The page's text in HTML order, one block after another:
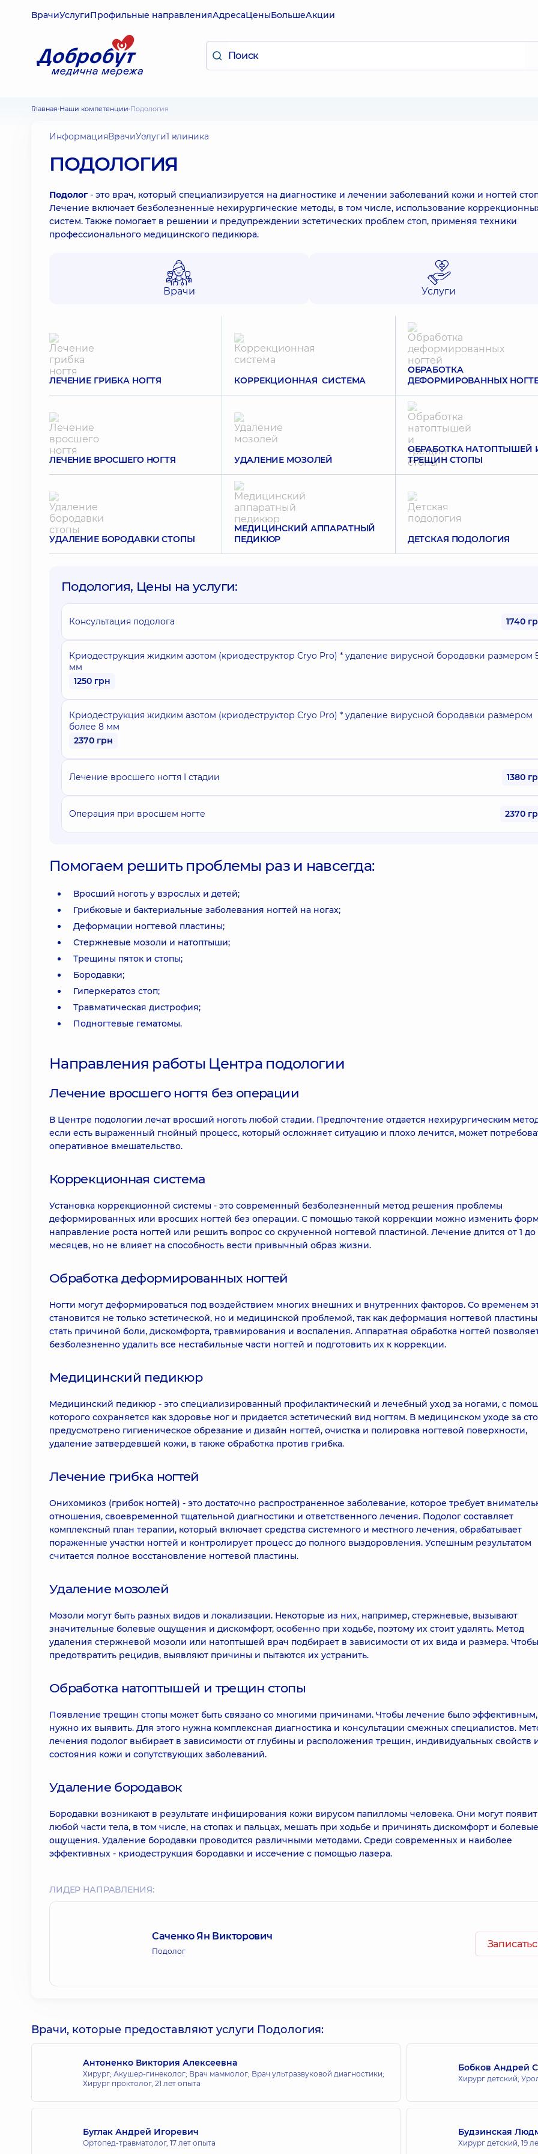
ВрачиУслугиПрофильные направленияАдресаЦеныБольшеАкции
Главная Наши компетенции Подология
ИнформацияВрачиУслуги1 клиника
ПОДОЛОГИЯ
Подолог - это врач, который специализируется на диагностике и лечении заболеваний кожи и ногтей
Лечение включает безболезненные нехирургические методы, в том числе, использование
систем. Также помогает в решении и предупреждении эстетических проблем стоп, применяя техники
профессионального медицинского педикюра.
Врачи Услуги
ЛЕЧЕНИЕ ГРИБКА НОГТЯ КОРРЕКЦИОННАЯ СИСТЕМА
ОБРАБОТКА
ДЕФОРМИРОВАННЫХ
ЛЕЧЕНИЕ ВРОСШЕГО НОГТЯ УДАЛЕНИЕ МОЗОЛЕЙ
ОБРАБОТКА НАТОПТЫШЕЙ
ТРЕЩИН СТОПЫ
УДАЛЕНИЕ БОРОДАВКИ СТОПЫ
МЕДИЦИНСКИЙ АППАРАТНЫЙ
ПЕДИКЮР
ДЕТСКАЯ ПОДОЛОГИЯ
Подология, Цены на услуги:
Консультация подолога 1740
Криодеструкция жидким азотом (криодеструктор Cryo Pro) * удаление вирусной бородавки размером
мм
1250 грн
Криодеструкция жидким азотом (криодеструктор Cryo Pro) * удаление вирусной бородавки размером
более 8 мм
2370 грн
Лечение вросшего ногтя I стадии 1380
Операция при вросшем ногте 2370
Помогаем решить проблемы раз и навсегда:
Вросший ноготь у взрослых и детей;
Грибковые и бактериальные заболевания ногтей на ногах;
Деформации ногтевой пластины;
Стержневые мозоли и натоптыши;
Трещины пяток и стопы;
Бородавки;
Гиперкератоз стоп;
Травматическая дистрофия;
Подногтевые гематомы.
Направления работы Центра подологии
Лечение вросшего ногтя без операции
В Центре подологии лечат вросший ноготь любой стадии. Предпочтение отдается нехирургическим
если есть выраженный гнойный процесс, который осложняет ситуацию и плохо лечится, может
оперативное вмешательство.
Коррекционная система
Установка коррекционной системы - это современный безболезненный метод решения проблемы
деформированных или вросших ногтей без операции. С помощью такой коррекции можно изменить
направление роста ногтей или решить вопрос со скрученной ногтевой пластиной. Лечение длится от 1 до
месяцев, но не влияет на способность вести привычный образ жизни.
Обработка деформированных ногтей
Ногти могут деформироваться под воздействием многих внешних и внутренних факторов. Со временем
становится не только эстетической, но и медицинской проблемой, так как деформация ногтевой
стать причиной боли, дискомфорта, травмирования и воспаления. Аппаратная обработка ногтей
безболезненно удалить все нестабильные части ногтей и подготовить их к коррекции.
Медицинский педикюр
Медицинский педикюр - это специализированный профилактический и лечебный уход за ногами, с
которого сохраняется как здоровье ног и придается эстетический вид ногтям. В медицинском уходе за
предусмотрено гигиеническое обрезание и дизайн ногтей, очистка и полировка ногтевой поверхности,
удаление затвердевшей кожи, в также обработка против грибка.
Лечение грибка ногтей
Онихомикоз (грибок ногтей) - это достаточно распространенное заболевание, которое требует
отношения, своевременной тщательной диагностики и ответственного лечения. Подолог составляет
комплексный план терапии, который включает средства системного и местного лечения, обрабатывает
пораженные участки ногтей и контролирует процесс до полного выздоровления. Успешным результатом
считается полное восстановление ногтевой пластины.
Удаление мозолей
Мозоли могут быть разных видов и локализации. Некоторые из них, например, стержневые, вызывают
значительные болевые ощущения и дискомфорт, особенно при ходьбе, поэтому их стоит удалять. Метод
удаления стержневой мозоли или натоптышей врач подбирает в зависимости от их вида и размера. Чтобы
предотвратить рецидив, выявляют причины и пытаются их устранить.
Обработка натоптышей и трещин стопы
Появление трещин стопы может быть связано со многими причинами. Чтобы лечение было эффективным,
нужно их выявить. Для этого нужна комплексная диагностика и консультации смежных специалистов.
лечения подолог выбирает в зависимости от глубины и расположения трещин, индивидуальных свойств
состояния кожи и сопутствующих заболеваний.
Удаление бородавок
Бородавки возникают в результате инфицирования кожи вирусом папилломы человека. Они могут
любой части тела, в том числе, на стопах и пальцах, мешать при ходьбе и причинять дискомфорт и болевые
ощущения. Удаление бородавки проводится различными методами. Среди современных и наиболее
эффективных - криодеструкция бородавки и иссечение с помощью лазера.
ЛИДЕР НАПРАВЛЕНИЯ:
Саченко Ян Викторович
Подолог
Врачи, которые предоставляют услуги Подология:
Антоненко Виктория Алексеевна
Хирург; Акушер-гинеколог; Врач маммолог; Врач ультразвуковой диагностики;
Хирург проктолог, 21 лет опыта
Бобков Андрей
Хирург детский;
Буглак Андрей Игоревич
Ортопед-травматолог, 17 лет опыта
Будзинская
Хирург детский, 19